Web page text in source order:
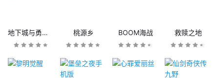
地下城与勇士M 桃源乡 BOOM海战 救赎之地